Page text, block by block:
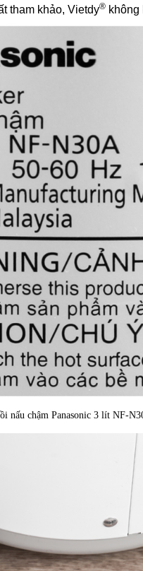
tham khảo, Vietdy® không
nấu chậm Panasonic 3 lít NF-